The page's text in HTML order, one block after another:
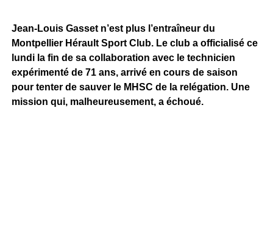
Jean-Louis Gasset n’est plus l’entraîneur du
Montpellier Hérault Sport Club. Le club a officialisé ce
lundi la fin de sa collaboration avec le technicien
expérimenté de 71 ans, arrivé en cours de saison
pour tenter de sauver le MHSC de la relégation. Une
mission qui, malheureusement, a échoué.